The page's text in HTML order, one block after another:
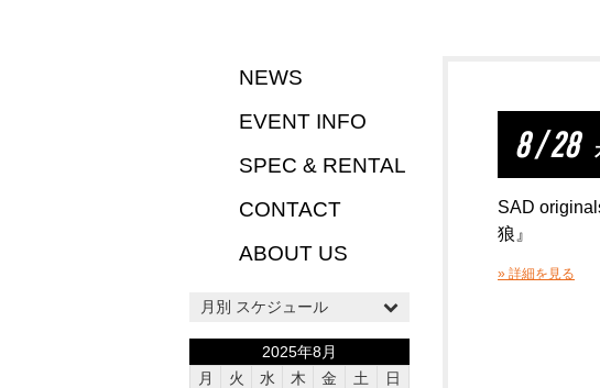
NEWS
EVENT INFO
SPEC & RENTAL
CONTACT
ABOUT US
月別 スケジュール
2025年8月
月
火 水 木 金 土
日
8 / 28
SAD
狼』
» 詳細を見る